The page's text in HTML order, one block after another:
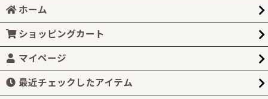
ホーム
ショッピングカート
マイページ
最近チェックしたアイテム